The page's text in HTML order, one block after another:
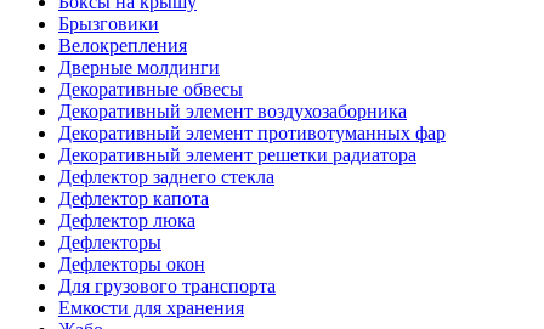
Брызговики
Велокрепления
Дверные молдинги
Декоративные обвесы
Декоративный элемент воздухозаборника
Декоративный элемент противотуманных фар
Декоративный элемент решетки радиатора
Дефлектор заднего стекла
Дефлектор капота
Дефлектор люка
Дефлекторы
Дефлекторы окон
Для грузового транспорта
Емкости для хранения